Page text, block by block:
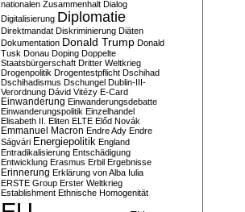
nationalen Zusammenhalt Dialog
Digitalisierung Diplomatie
Direktmandat Diskriminierung Diäten
Dokumentation Donald Trump Donald
Tusk Donau Doping Doppelte
Staatsbürgerschaft Dritter Weltkrieg
Drogenpolitik Drogentestpflicht Dschihad
Dschihadismus Dschungel Dublin-III-
Verordnung Dávid Vitézy E-Card
Einwanderung Einwanderungsdebatte
Einwanderungspolitik Einzelhandel
Elisabeth II. Eliten ELTE Előd Novák
Emmanuel Macron Endre Ady Endre
Ságvári Energiepolitik England
Entradikalisierung Entschädigung
Entwicklung Erasmus Erbil Ergebnisse
Erinnerung Erklärung von Alba Iulia
ERSTE Group Erster Weltkrieg
Establishment Ethnische Homogenität